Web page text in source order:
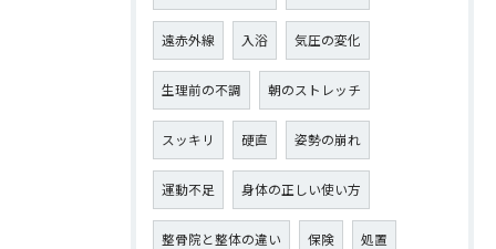
遠赤外線 入浴 気圧の変化
生理前の不調 朝のストレッチ
スッキリ 硬直 姿勢の崩れ
運動不足 身体の正しい使い方
整骨院と整体の違い 保険 処置